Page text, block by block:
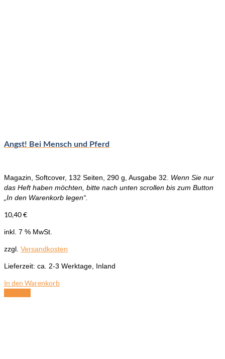
Angst! Bei Mensch und Pferd
Magazin, Softcover, 132 Seiten, 290 g, Ausgabe 32. Wenn Sie nur
das Heft haben möchten, bitte nach unten scrollen bis zum Button
„In den Warenkorb legen“.
10,40€
inkl. 7 % MwSt.
zzgl. Versandkosten
Lieferzeit: ca. 2-3 Werktage, Inland
In den Warenkorb